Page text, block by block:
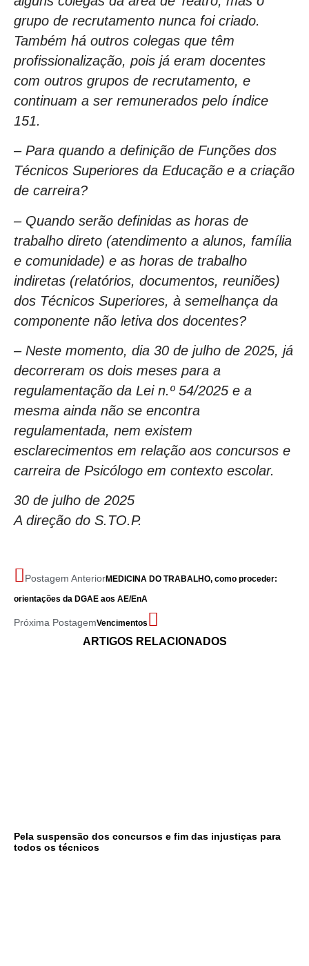
grupo de recrutamento nunca foi criado.
Também há outros colegas que têm
profissionalização, pois já eram docentes
com outros grupos de recrutamento, e
continuam a ser remunerados pelo índice
151.
– Para quando a definição de Funções dos
Técnicos Superiores da Educação e a criação
de carreira?
– Quando serão definidas as horas de
trabalho direto (atendimento a alunos, família
e comunidade) e as horas de trabalho
indiretas (relatórios, documentos, reuniões)
dos Técnicos Superiores, à semelhança da
componente não letiva dos docentes?
– Neste momento, dia 30 de julho de 2025, já
decorreram os dois meses para a
regulamentação da Lei n.º 54/2025 e a
mesma ainda não se encontra
regulamentada, nem existem
esclarecimentos em relação aos concursos e
carreira de Psicólogo em contexto escolar.
30 de julho de 2025
A direção do S.TO.P.
Postagem AnteriorMEDICINA DO TRABALHO, como proceder:
orientações da DGAE aos AE/EnA
Próxima PostagemVencimentos
ARTIGOS RELACIONADOS
Pela suspensão dos concursos e fim das injustiças para
todos os técnicos